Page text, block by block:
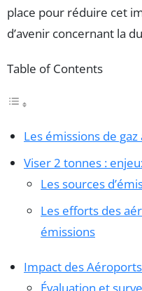
place pour réduire cet
d’avenir concernant la
Table of Contents
Les émissions de
Viser 2 tonnes :
Les sources
Les efforts des
émissions
Impact des